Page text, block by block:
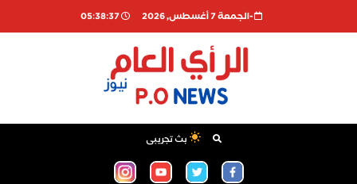
-الجمعة 7 أغسطس, 2026 05:38:37
بث تجريبى